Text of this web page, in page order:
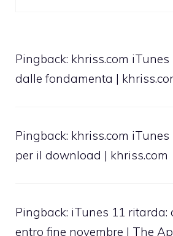
Pingback: khriss.com
dalle fondamenta |
Pingback: khriss.com
per il download | khriss.com
Pingback: iTunes 11 ritarda:
entro fine novembre | The